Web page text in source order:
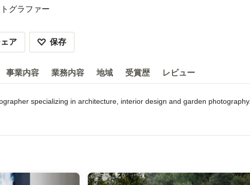
グラファー
ア 保存
事業内容 業務内容 地域 受賞歴 レビュー
specializing in architecture, interior design and garden photography.